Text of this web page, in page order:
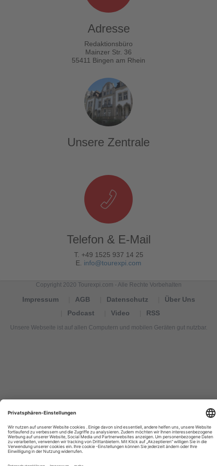
Adresse
Redaktionsbüro
Mainzer Str. 36
55411 Bingen am Rhein
Unsere Zentrale
Telefon & E-Mail
T. +49 1525 937 14 25
E. info@tourexpi.com
Copyright 2020 Tourexpi.com - Alle Rechte Vorbehalten
Impressum AGB Datenschutz
Über Uns
Podcast
Video RSS
Unsere Webseite ist auf allen Computern und mobilen Geräten gut nutzbar.
turismo,
Tourismus
Nachrichten,
новости
туризма,
travel